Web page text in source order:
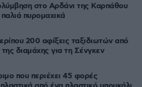
στο Αρδάνι της Καρπάθου
παλιά πυρομαχικά
200 αφίξεις ταξιδιωτών από
διαμάχης για τη Σένγκεν
που περιέχει 45 φορές